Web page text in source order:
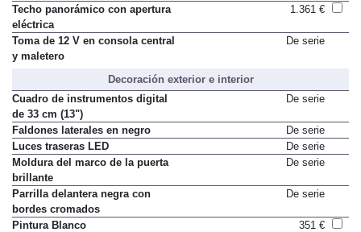
Techo panorámico con apertura
eléctrica
1.361 €
Toma de 12 V en consola central
y maletero
De serie
Decoración exterior e interior
Cuadro de instrumentos digital
de 33 cm (13")
De serie
Faldones laterales en negro
De serie
Luces traseras LED
De serie
Moldura del marco de la puerta
brillante
De serie
Parrilla delantera negra con
bordes cromados
De serie
Pintura Blanco
351 €